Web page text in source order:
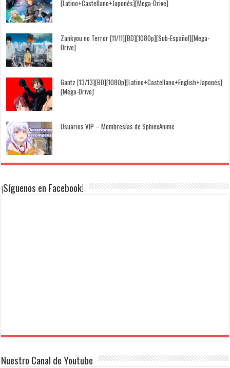
[Latino+Castellano+Japonés][Mega-Drive]
Zankyou no Terror [11/11][BD][1080p][Sub-Español][Mega-
Drive]
Gantz [13/13][BD][1080p][Latino+Castellano+English+Japonés]
[Mega-Drive]
Usuarios VIP – Membresías de SphinxAnime
¡Síguenos en Facebook!
Nuestro Canal de Youtube